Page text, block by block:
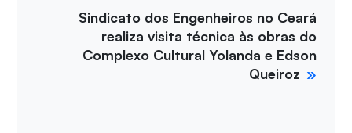
Sindicato dos Engenheiros no Ceará
realiza visita técnica às obras do
Complexo Cultural Yolanda e Edson
Queiroz